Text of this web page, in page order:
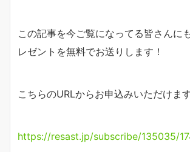
この記事を今ご覧になってる皆さんに
レゼントを無料でお送りします！
こちらのURLからお申込みいただけます
https://resast.jp/subscribe/135035/